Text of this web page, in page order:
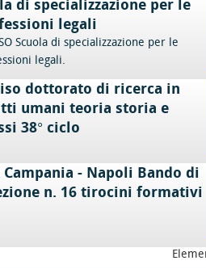
di specializzazione per le
legali
Scuola di specializzazione per le
legali.
dottorato di ricerca in
umani teoria storia e
38° ciclo
Campania - Napoli Bando di
n. 16 tirocini formativi